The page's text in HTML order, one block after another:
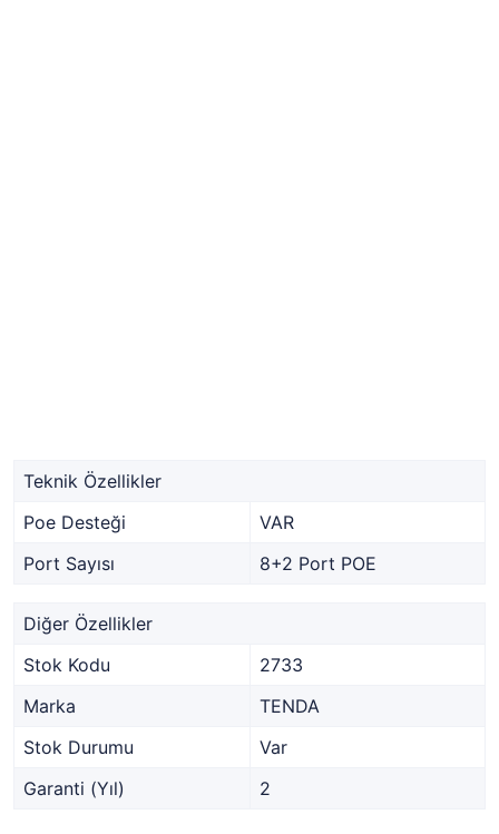
Teknik Özellikler
Poe Desteği
VAR
Port Sayısı
8+2 Port POE
Diğer Özellikler
Stok Kodu
2733
Marka
TENDA
Stok Durumu
Var
Garanti (Yıl)
2